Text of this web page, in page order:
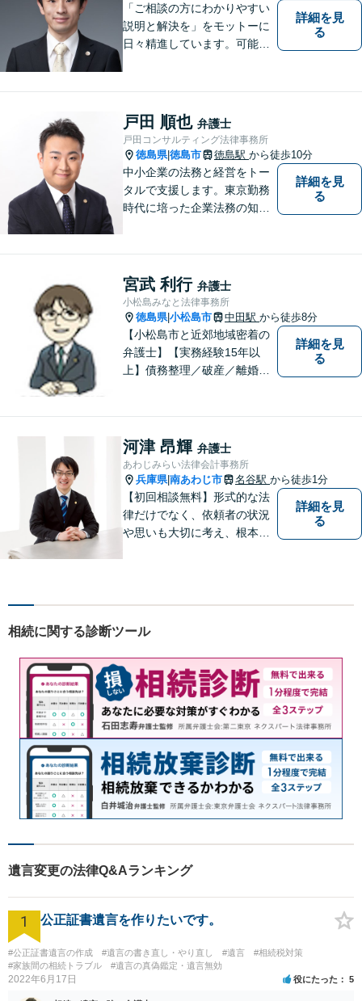
「ご相談の方にわかりやすい
説明と解決を」をモットーに
日々精進しています。可能な
不安な思いを抱えられている
詳細を見
る
戸田 順也 弁護士
戸田コンサルティング法律事務所
徳島県|徳島市 徳島駅 から徒歩10分
中小企業の法務と経営をトー
タルで支援します。東京勤務
時代に培った企業法務の知見
す。
詳細を見
る
宮武 利行 弁護士
小松島みなと法律事務所
徳島県|小松島市 中田駅 から徒歩8分
【小松島市と近郊地域密着の
弁護士】【実務経験15年以
上】債務整理／破産／離婚／
幅広くご相談を受付中。実務
経験15年以上の弁護士が誠
実、丁寧に対応致します。
【無料相談あり】
詳細を見
る
河津 昂輝 弁護士
あわじみらい法律会計事務所
兵庫県|南あわじ市 名谷駅 から徒歩1分
【初回相談無料】形式的な法
律だけでなく、依頼者の状況
や思いも大切に考え、根本的
とりに合ったサポートを心が
談可能】【オンライン出張相
談可】
詳細を見
る
相続に関する診断ツール
遺言変更の法律Q&Aランキング
1 公正証書遺言を作りたいです。
#公正証書遺言の作成 #遺言の書き直し・やり直し #遺言
#相続税対策
#家族間の相続トラブル
#遺言の真偽鑑定・遺言無効
2022年6月17日 役にたった 5